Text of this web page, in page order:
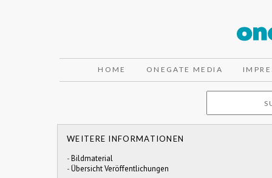
HOME ONEGATE MEDIA
WEITERE INFORMATIONEN
-Bildmaterial
-Übersicht Veröffentlichungen